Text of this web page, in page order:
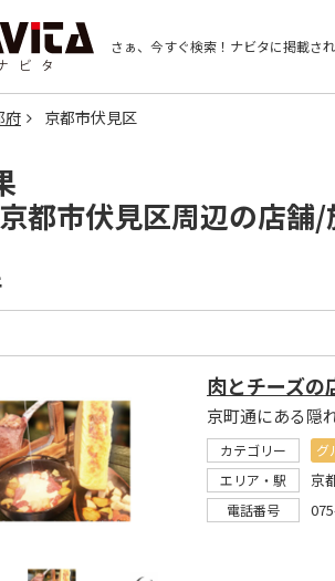
さぁ、今すぐ検索！ ナビタに掲載さ
府 京都市伏見区
都市伏見区周辺の店舗/
肉とチーズの
京町通にある隠
カテゴリー グ
エリア・駅
京
電話番号